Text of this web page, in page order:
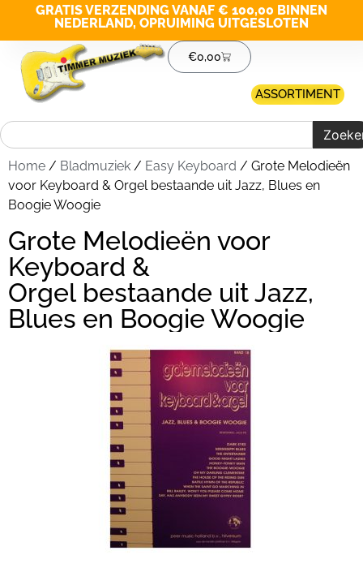
GRATIS VERZENDING VANAF € 100,00 BINNEN
NEDERLAND, OPRUIMING UITGESLOTEN
€0,00
ASSORTIMENT
Home / Bladmuziek / Easy Keyboard / Grote Melodieën
voor Keyboard & Orgel bestaande uit Jazz, Blues en
Boogie Woogie
Grote Melodieën voor
Keyboard &
Orgel bestaande uit Jazz,
Blues en Boogie Woogie